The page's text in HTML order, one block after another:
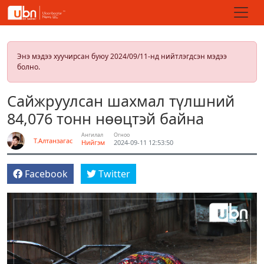
Энэ мэдээ хуучирсан буюу 2024/09/11-нд нийтлэгдсэн мэдээ
болно.
Сайжруулсан шахмал түлшний
84,076 тонн нөөцтэй байна
Т.Алтанзагас
Ангилал
Нийгэм
Огноо
2024-09-11 12:53:50
Facebook Twitter